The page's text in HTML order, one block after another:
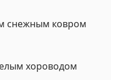
снежным ковром
хороводом